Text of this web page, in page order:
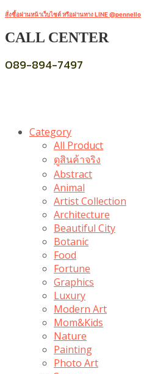
สั่งซื้อผ่านหน้าเว็บไซต์ หรือผ่านทาง LINE @pennello
CALL CENTER
089-894-7497
Category
All Product
ดูสินค้าจริง
Abstract
Animal
Artist Collection
Architecture
Beautiful City
Botanic
Food
Fortune
Graphics
Luxury
Modern Art
Mom&Kids
Nature
Painting
Photo Art